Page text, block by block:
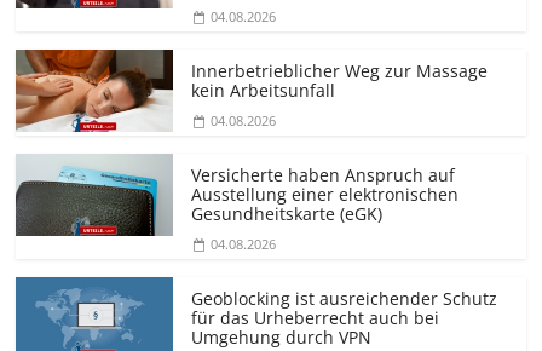
04.08.2026
Innerbetrieblicher Weg zur Massage
kein Arbeitsunfall
04.08.2026
Versicherte haben Anspruch auf
Ausstellung einer elektronischen
Gesundheitskarte (eGK)
04.08.2026
Geoblocking ist ausreichender Schutz
für das Urheberrecht auch bei
Umgehung durch VPN